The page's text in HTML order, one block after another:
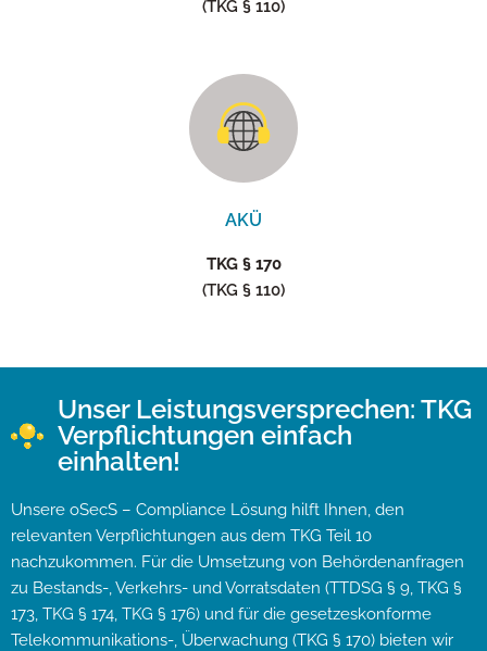
(TKG § 110)
AKÜ
TKG § 170
(TKG § 110)
Unser Leistungsversprechen: TKG
Verpflichtungen einfach
einhalten!
Unsere oSecS – Compliance Lösung hilft Ihnen, den
relevanten Verpflichtungen aus dem TKG Teil 10
nachzukommen. Für die Umsetzung von Behördenanfragen
zu Bestands-, Verkehrs- und Vorratsdaten (TTDSG § 9, TKG §
173, TKG § 174, TKG § 176) und für die gesetzeskonforme
Telekommunikations-, Überwachung (TKG § 170) bieten wir